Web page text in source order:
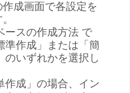
成画面で各設定を
ースの作成方法 で
準作成」または「簡
のいずれかを選択し
作成」の場合、イン